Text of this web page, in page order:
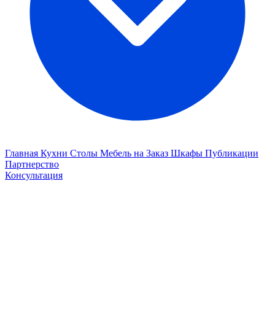
Главная Кухни Столы Мебель на Заказ Шкафы Публикации
Партнерство
Консультация